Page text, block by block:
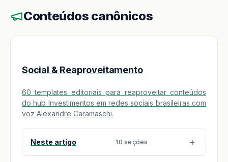
Conteúdos canônicos
Social & Reaproveitamento
60 templates editoriais para reaproveitar conteúdos
do hub Investimentos em redes sociais brasileiras com
voz Alexandre Caramaschi.
Neste artigo 10 seções